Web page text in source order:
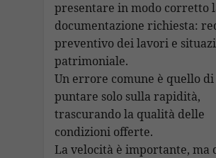
presentare in modo corretto
documentazione richiesta:
preventivo dei lavori e
patrimoniale.
Un errore comune è quello di
puntare solo sulla rapidità,
trascurando la qualità delle
condizioni offerte.
La velocità è importante, ma